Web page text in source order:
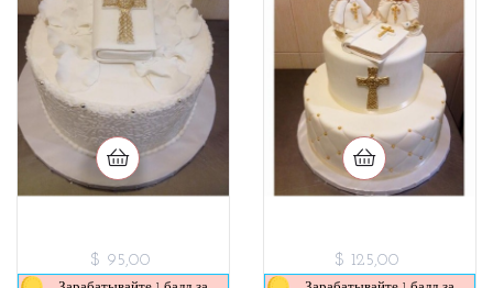
$ 95,00 $ 125,00